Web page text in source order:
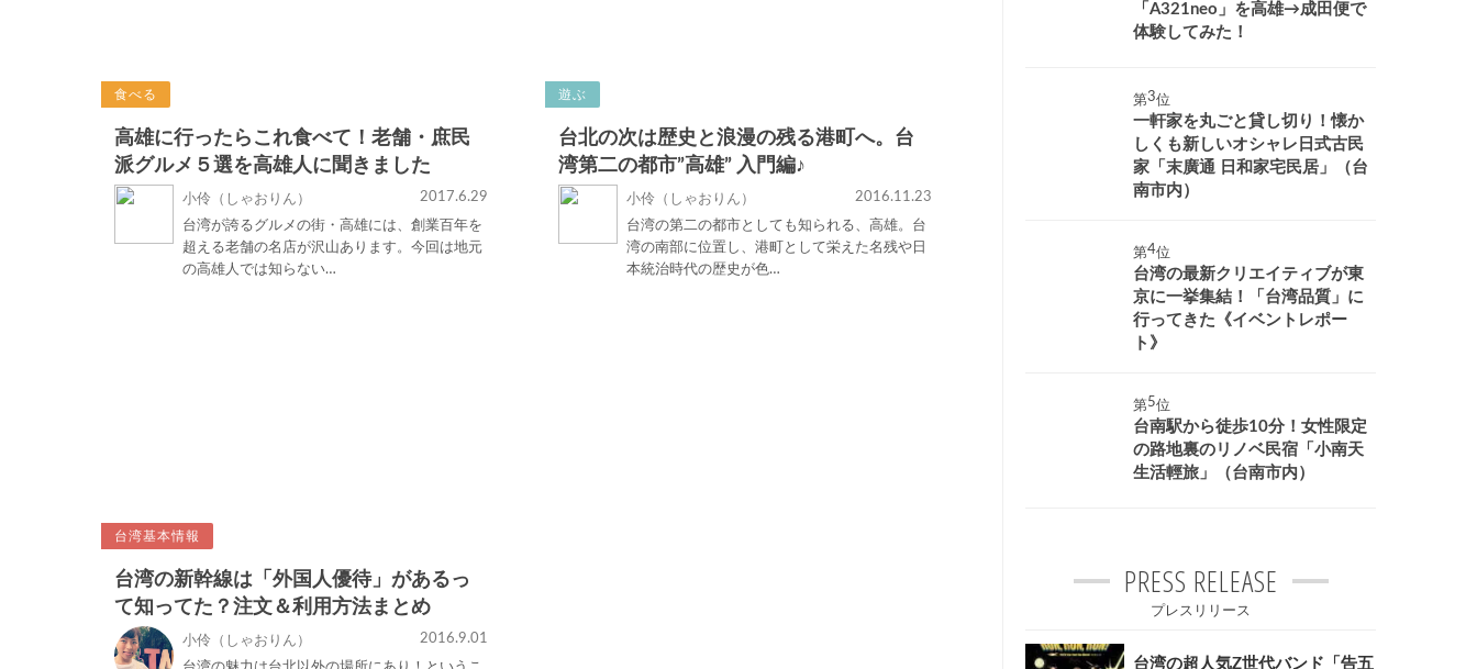
食べる
高雄に行ったらこれ食べて！老舗・庶民
派グルメ５選を高雄人に聞きました
小伶（しゃおりん）
2017.6.29
台湾が誇るグルメの街・高雄には、創業百年を
超える老舗の名店が沢山あります。今回は地元
の高雄人では知らない…
遊ぶ
台北の次は歴史と浪漫の残る港町へ。台
湾第二の都市”高雄” 入門編♪
小伶（しゃおりん）
2016.11.23
台湾の第二の都市としても知られる、高雄。台
湾の南部に位置し、港町として栄えた名残や日
本統治時代の歴史が色…
台湾基本情報
台湾の新幹線は「外国人優待」があるっ
て知ってた？注文＆利用方法まとめ
小伶（しゃおりん）
2016.9.01
「A321neo」を高雄→成田便で
体験してみた！
第 位
一軒家を丸ごと貸し切り！懐か
しくも新しいオシャレ日式古民
家「末廣通 日和家宅民居」（台
南市内）
第 位
台湾の最新クリエイティブが東
京に一挙集結！「台湾品質」に
行ってきた《イベントレポー
ト》
第 位
台南駅から徒歩10分！女性限定
の路地裏のリノベ民宿「小南天
生活輕旅」（台南市内）
PRESS RELEASE
プレスリリース
台湾の超人気Z世代バンド「告五